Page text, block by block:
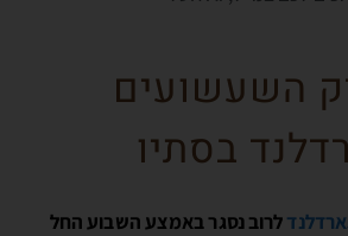
השעשועים
בסתיו
לרוב נסגר באמצע השבוע החל